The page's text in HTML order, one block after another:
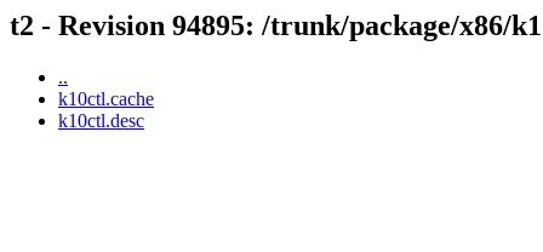
t2 - Revision 94895: /trunk/package/x86/
..
k10ctl.cache
k10ctl.desc